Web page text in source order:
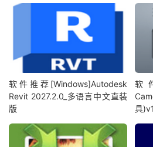
软件推荐[Windows]Autodesk
Revit 2027.2.0_多语言中文直装
版
软
具